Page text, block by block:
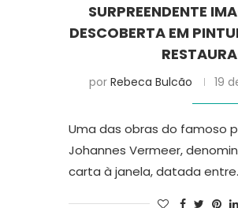
SURPREENDENTE
DESCOBERTA EM
porRebeca Bulcão 19
Uma das obras do famoso
Johannes Vermeer,
carta à janela, datada